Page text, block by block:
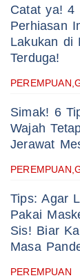
Catat ya! 4
Perhiasan
Lakukan di
Terduga!
Simak! 6
Wajah
Jerawat
Tips: Agar
Pakai
Sis! Biar
Masa
PEREMPUAN